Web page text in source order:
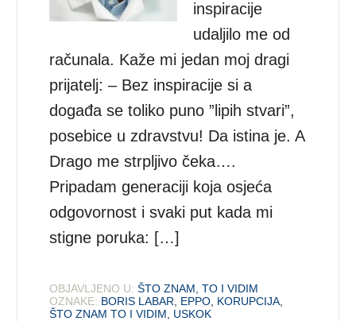
inspiracije
udaljilo me od
računala. Kaže mi jedan moj dragi
prijatelj: – Bez inspiracije si a
događa se toliko puno ”lipih stvari”,
posebice u zdravstvu! Da istina je. A
Drago me strpljivo čeka….
Pripadam generaciji koja osjeća
odgovornost i svaki put kada mi
stigne poruka: […]
OBJAVLJENO U: ŠTO ZNAM, TO I VIDIM
OZNAKE: BORIS LABAR EPPO KORUPCIJA
ŠTO ZNAM TO I VIDIM
USKOK